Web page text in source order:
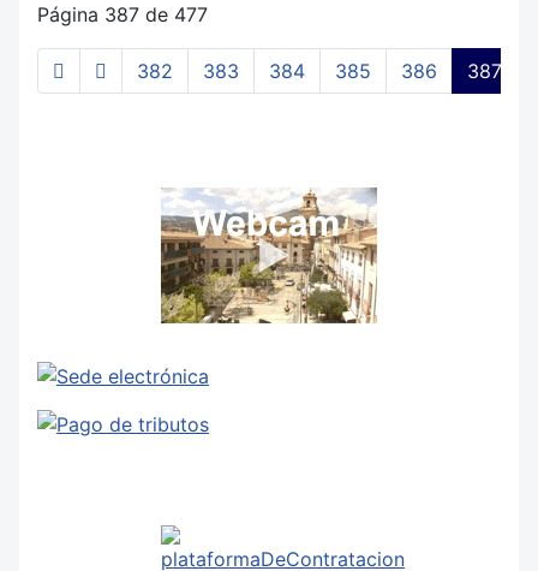
Página 387 de 477
382 383 384 385 386 387